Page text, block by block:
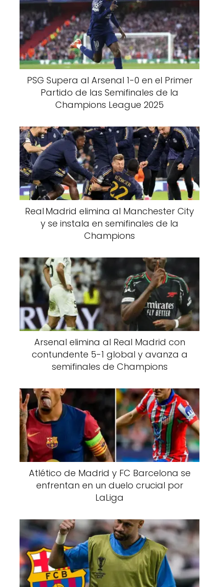
PSG Supera al Arsenal 1-0 en el Primer
Partido de las Semifinales de la
Champions League 2025
Real Madrid elimina al Manchester City
y se instala en semifinales de la
Champions
Arsenal elimina al Real Madrid con
contundente 5-1 global y avanza a
semifinales de Champions
Atlético de Madrid y FC Barcelona se
enfrentan en un duelo crucial por
LaLiga